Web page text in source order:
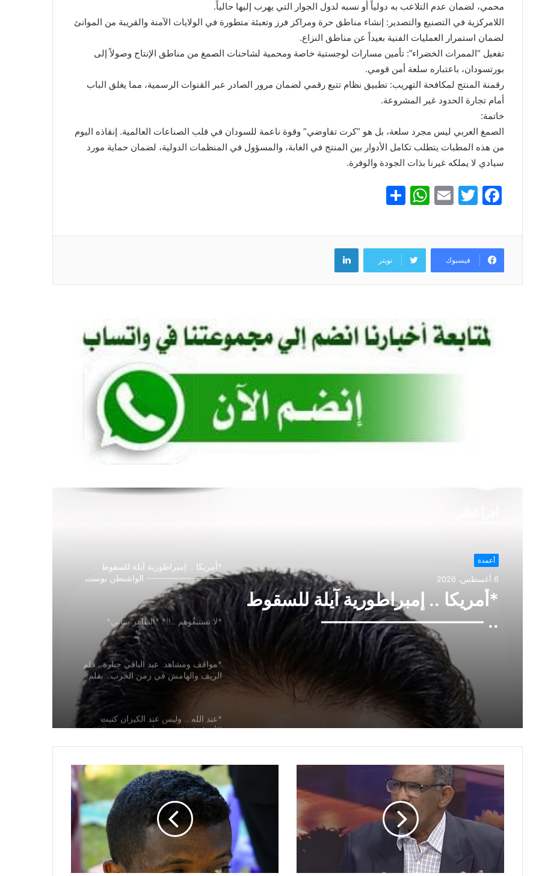
محمي، لضمان عدم التلاعب به دولياً أو نسبه لدول الجوار التي يهرب إليها حالياً.
​اللامركزية في التصنيع والتصدير: إنشاء مناطق حرة ومراكز فرز وتعبئة متطورة في الولايات الآمنة والقريبة من الموانئ
لضمان استمرار العمليات الفنية بعيداً عن مناطق النزاع.
​تفعيل “الممرات الخضراء”: تأمين مسارات لوجستية خاصة ومحمية لشاحنات الصمغ من مناطق الإنتاج وصولاً إلى
بورتسودان، باعتباره سلعة أمن قومي.
​رقمنة المنتج لمكافحة التهريب: تطبيق نظام تتبع رقمي لضمان مرور الصادر عبر القنوات الرسمية، مما يغلق الباب
أمام تجارة الحدود غير المشروعة.
​خاتمة:
الصمغ العربي ليس مجرد سلعة، بل هو “كرت تفاوضي” وقوة ناعمة للسودان في قلب الصناعات العالمية. إنقاذه اليوم
من هذه المطبات يتطلب تكامل الأدوار بين المنتج في الغابة، والمسؤول في المنظمات الدولية، لضمان حماية مورد
سيادي لا يملكه غيرنا بذات الجودة والوفرة.
F
c
e
b
o
k
T
itt
er
E
ai
l
W
at
s
A
p
ar
e
فيسبوك تويتر
لينكدإن
أعمدة
6 أغسطس، 2026
*أمريكا .. إمبراطورية آيلة للسقوط
.. —————————
الواشنطن بوست تتسبب في
فضيحة بجلاجل في أمريكا
العظيمة*
أعمدة
6 أغسطس، 2026
*لا تستبقُوهم ..!!* *الطاهر ساتي*
للسودان! د. محمد خليفة صديق*
*مفتاح المدى (حكاوي من زمن الحرب) ما
بين قصّة صاحبنا حسن.. و«لو» بتاعة البروف
أحمد التجاني! بقلم: د. محمد حمد محمد
*الاقتصاد أولى بالخبرات الأجنبية من كرة
القدم..! ضياء الدين بلال*
*سنا الحقيقه لا إقصاء… ونظرة وطنية
عميقة د/ أميرة كمال مصطفى*
*قواسم مشتركة* *”وائل عابدين… قاضٍ
تتسبب في فضيحة بجلاجل في أمريكا
العظيمة*
*لا تستبقُوهم ..!!* *الطاهر ساتي*
*مواقف ومشاهد. عبد الباقي جبارة.. قلم
الريف والهامش في زمن الحرب . بقلم:
عبدالله إسحق محمد نيل*
*عند الله .. وليس عند الكيزان كتبت
الأستاذة/سلوى سيدأحمد محمد صالح*
رشان اوشي*
*حين يعود الطالب إلى داخليته.. تعود الروح
للسودان! د. محمد خليفة صديق*
*مفتاح المدى (حكاوي من زمن الحرب) ما
بين قصّة صاحبنا حسن.. و«لو» بتاعة البروف